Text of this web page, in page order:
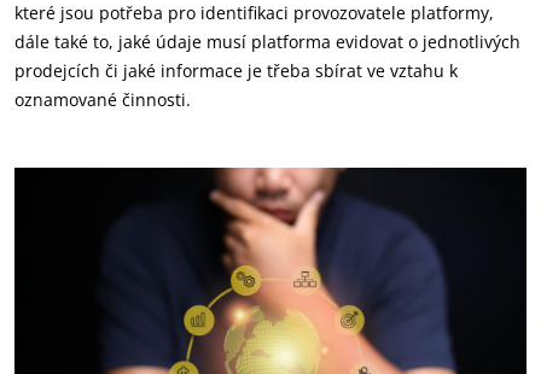
které jsou potřeba pro identifikaci provozovatele platformy,
dále také to, jaké údaje musí platforma evidovat o jednotlivých
prodejcích či jaké informace je třeba sbírat ve vztahu k
oznamované činnosti.